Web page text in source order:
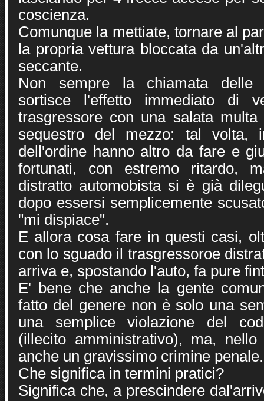
coscienza.
Comunque la mettiate, tornare al
la propria vettura bloccata da
seccante.
Non sempre la chiamata delle
sortisce l'effetto immediato di
trasgressore con una salata
sequestro del mezzo: tal volta,
dell'ordine hanno altro da fare e
fortunati, con estremo ritardo,
distratto automobista si è già
dopo essersi semplicemente
"mi dispiace".
E allora cosa fare in questi casi,
con lo sguado il trasgressoroe
arriva e, spostando l'auto, fa pure
E' bene che anche la gente
fatto del genere non è solo una
una semplice violazione del
(illecito amministrativo), ma,
anche un gravissimo crimine penale.
Che significa in termini pratici?
Significa che, a prescindere